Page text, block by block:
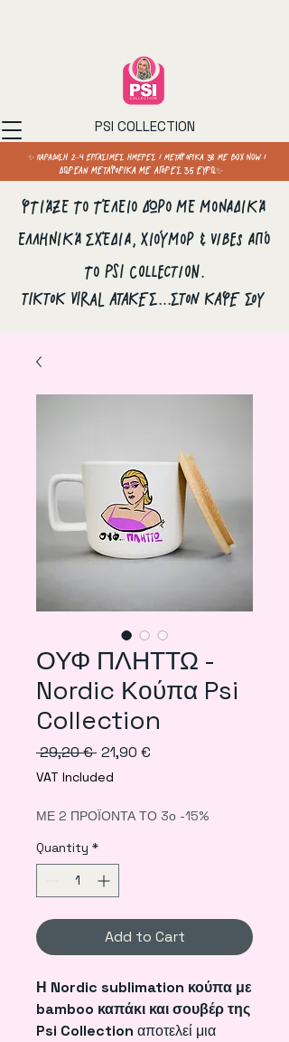
PSI COLLECTION
✨ ΠΑΡΑΔΟΣΗ 2–4 ΕΡΓΑΣΙΜΕΣ ΗΜΕΡΕΣ / ΜΕΤΑΦΟΡΙΚΑ 3€ ΜΕ BOX NOW /
ΔΩΡΕΑΝ ΜΕΤΑΦΟΡΙΚΑ ΜΕ ΑΓΟΡΕΣ 35 ΕΥΡΩ✨
Φτιάξε το τέλειο δώρο με μοναδικά
ελληνικά σχέδια, χιούμορ & vibes από
το PSI Collection.
ΤΙΚΤΟΚ VIRAL ΑΤΑΚΕΣ...ΣΤΟΝ ΚΑΦΕ ΣΟΥ
ΟΥΦ ΠΛΗΤΤΩ -
Nordic Κούπα Psi
Collection
29,20 € Regular
Price
21,90 €
VAT Included
ΜΕ 2 ΠΡΟΪΟΝΤΑ ΤΟ 3ο -15%
Quantity *
Add to Cart
Η Nordic sublimation κούπα με
bamboo καπάκι και σουβέρ της
Psi Collection αποτελεί μια